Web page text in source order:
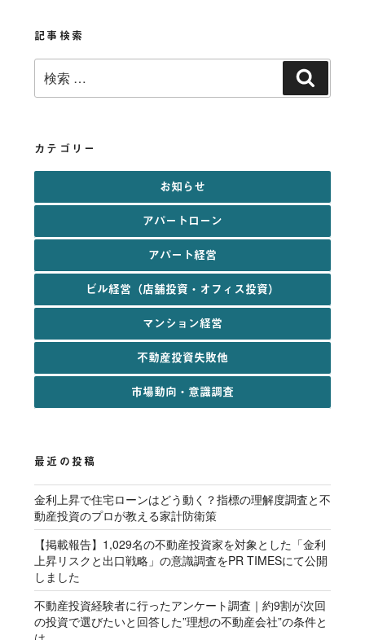
記事検索
検
索:
索
カテゴリー
お知らせ
アパートローン
アパート経営
ビル経営（店舗投資・オフィス投資）
マンション経営
不動産投資失敗他
市場動向・意識調査
最近の投稿
金利上昇で住宅ローンはどう動く？指標の理解度調査と不
動産投資のプロが教える家計防衛策
【掲載報告】1,029名の不動産投資家を対象とした「金利
上昇リスクと出口戦略」の意識調査をPR TIMESにて公開
しました
不動産投資経験者に行ったアンケート調査｜約9割が次回
の投資で選びたいと回答した”理想の不動産会社”の条件と